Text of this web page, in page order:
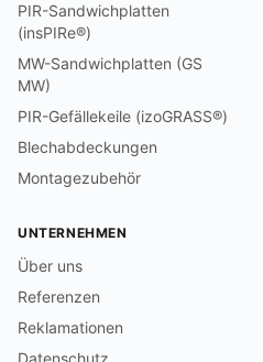
PIR-Sandwichplatten
(insPIRe®)
MW-Sandwichplatten (GS
MW)
PIR-Gefällekeile (izoGRASS®)
Blechabdeckungen
Montagezubehör
UNTERNEHMEN
Über uns
Referenzen
Reklamationen
Datenschutz